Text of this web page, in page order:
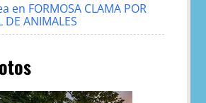
en FORMOSA CLAMA POR
DE ANIMALES